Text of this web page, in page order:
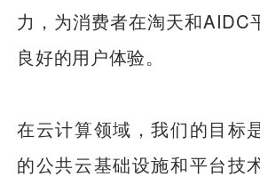
力，为消费者在淘天和AIDC
良好的用户体验。
在云计算领域，我们的目标
的公共云基础设施和平台技